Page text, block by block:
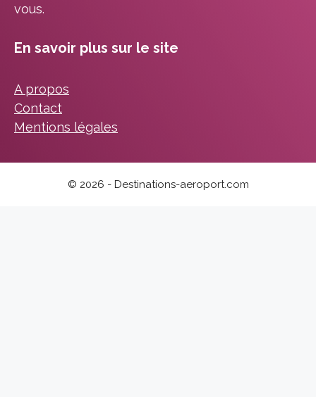
vous.
En savoir plus sur le site
A propos
Contact
Mentions légales
© 2026 - Destinations-aeroport.com